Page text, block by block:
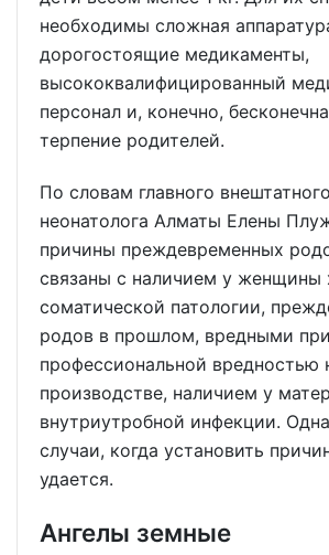
необходимы сложная
дорогостоящие медикаменты,
высококвалифицированный
персонал и, конечно,
терпение родителей.
По словам главного
неонатолога Алматы Елены
причины преждевременных
связаны с наличием у женщины
соматической патологии,
родов в прошлом, вредными
профессиональной вредностью
производстве, наличием у
внутриутробной инфекции.
случаи, когда установить
удается.
Ангелы земные